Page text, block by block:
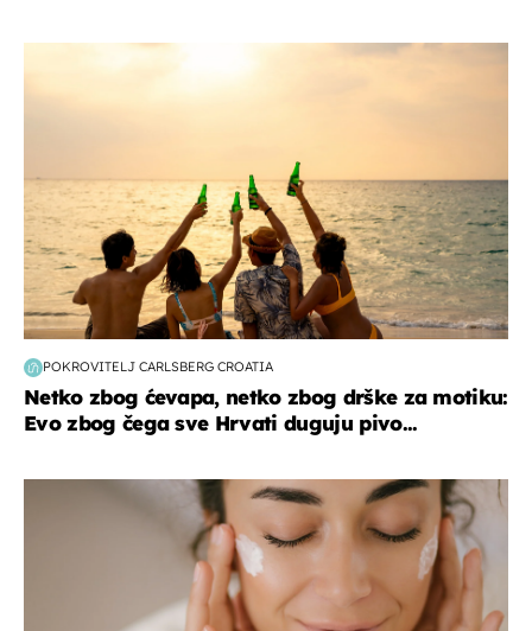
POKROVITELJ CARLSBERG CROATIA
Netko zbog ćevapa, netko zbog drške za motiku:
Evo zbog čega sve Hrvati duguju pivo...
moda & ljepota